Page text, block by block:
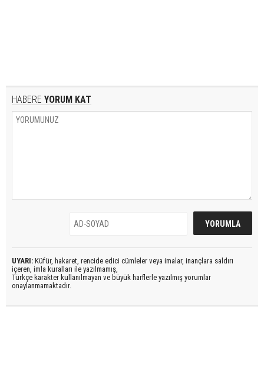
HABERE YORUM KAT
UYARI: Küfür, hakaret, rencide edici cümleler veya imalar, inançlara saldırı
içeren, imla kuralları ile yazılmamış,
Türkçe karakter kullanılmayan ve büyük harflerle yazılmış yorumlar
onaylanmamaktadır.